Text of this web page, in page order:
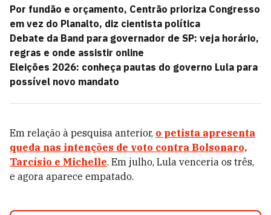
Por fundão e orçamento, Centrão prioriza Congresso
em vez do Planalto, diz cientista política
Debate da Band para governador de SP: veja horário,
regras e onde assistir online
Eleições 2026: conheça pautas do governo Lula para
possível novo mandato
Em relação à pesquisa anterior, o petista apresenta
queda nas intenções de voto contra Bolsonaro,
Tarcísio e Michelle. Em julho, Lula venceria os três,
e agora aparece empatado.